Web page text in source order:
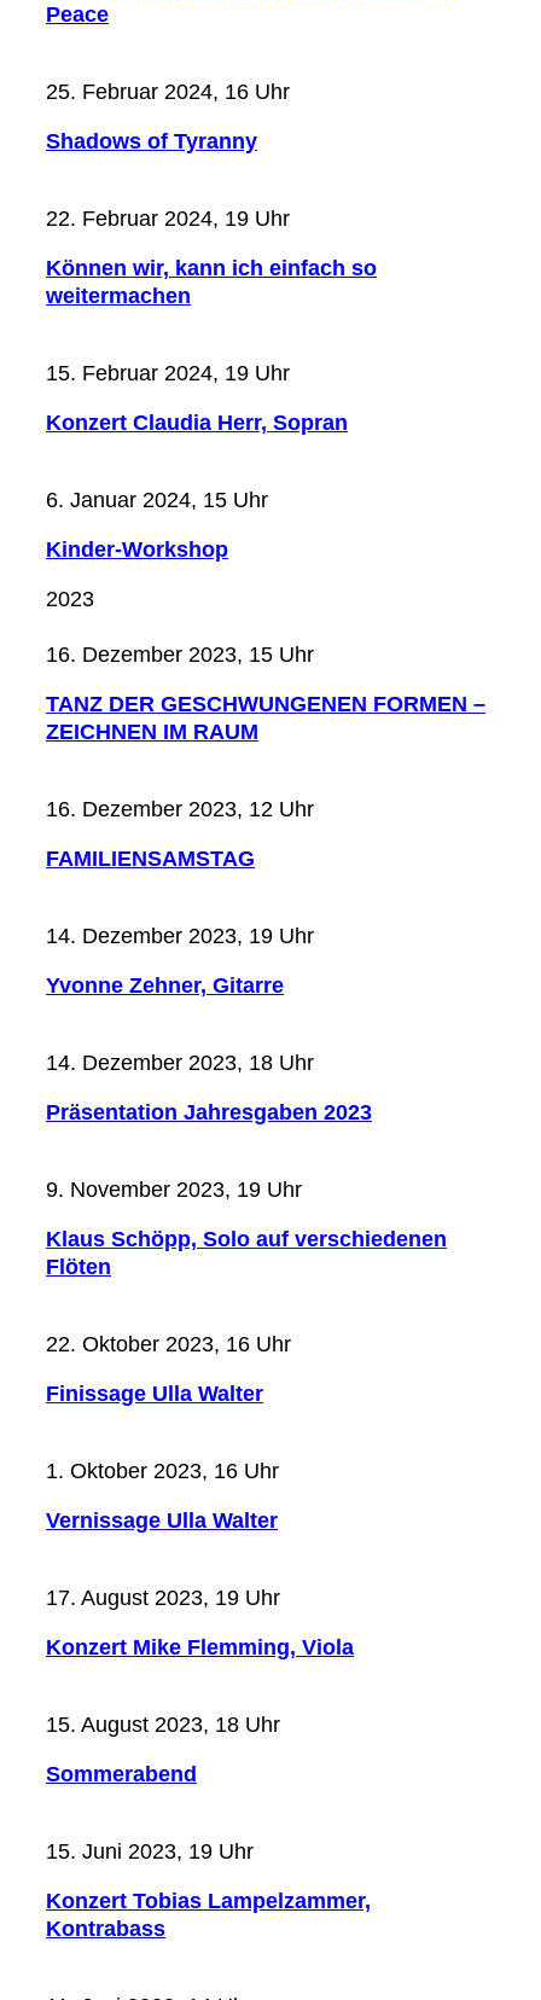
Peace
25. Februar 2024, 16 Uhr
Shadows of Tyranny
22. Februar 2024, 19 Uhr
Können wir, kann ich einfach so
weitermachen
15. Februar 2024, 19 Uhr
Konzert Claudia Herr, Sopran
6. Januar 2024, 15 Uhr
Kinder-Workshop
2023
16. Dezember 2023, 15 Uhr
TANZ DER GESCHWUNGENEN FORMEN –
ZEICHNEN IM RAUM
16. Dezember 2023, 12 Uhr
FAMILIENSAMSTAG
14. Dezember 2023, 19 Uhr
Yvonne Zehner, Gitarre
14. Dezember 2023, 18 Uhr
Präsentation Jahresgaben 2023
9. November 2023, 19 Uhr
Klaus Schöpp, Solo auf verschiedenen
Flöten
22. Oktober 2023, 16 Uhr
Finissage Ulla Walter
1. Oktober 2023, 16 Uhr
Vernissage Ulla Walter
17. August 2023, 19 Uhr
Konzert Mike Flemming, Viola
15. August 2023, 18 Uhr
Sommerabend
15. Juni 2023, 19 Uhr
Konzert Tobias Lampelzammer,
Kontrabass